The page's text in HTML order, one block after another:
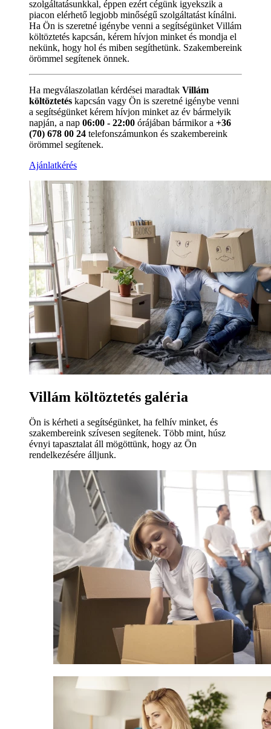
szolgáltatásunkkal, éppen ezért cégünk igyekszik a
piacon elérhető legjobb minőségű szolgáltatást kínálni.
Ha Ön is szeretné igénybe venni a segítségünket Villám
költöztetés kapcsán, kérem hívjon minket és mondja el
nekünk, hogy hol és miben segíthetünk. Szakembereink
örömmel segítenek önnek.
Ha megválaszolatlan kérdései maradtak Villám
költöztetés kapcsán vagy Ön is szeretné igénybe venni
a segítségünket kérem hívjon minket az év bármelyik
napján, a nap 06:00 - 22:00 órájában bármikor a +36
(70) 678 00 24 telefonszámunkon és szakembereink
örömmel segítenek.
Ajánlatkérés
Villám költöztetés galéria
Ön is kérheti a segítségünket, ha felhív minket, és
szakembereink szívesen segítenek. Több mint, húsz
évnyi tapasztalat áll mögöttünk, hogy az Ön
rendelkezésére álljunk.